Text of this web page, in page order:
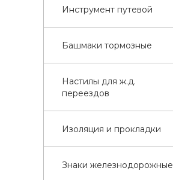
Инструмент путевой
Башмаки тормозные
Настилы для ж.д.
переездов
Изоляция и прокладки
Знаки железнодорожные